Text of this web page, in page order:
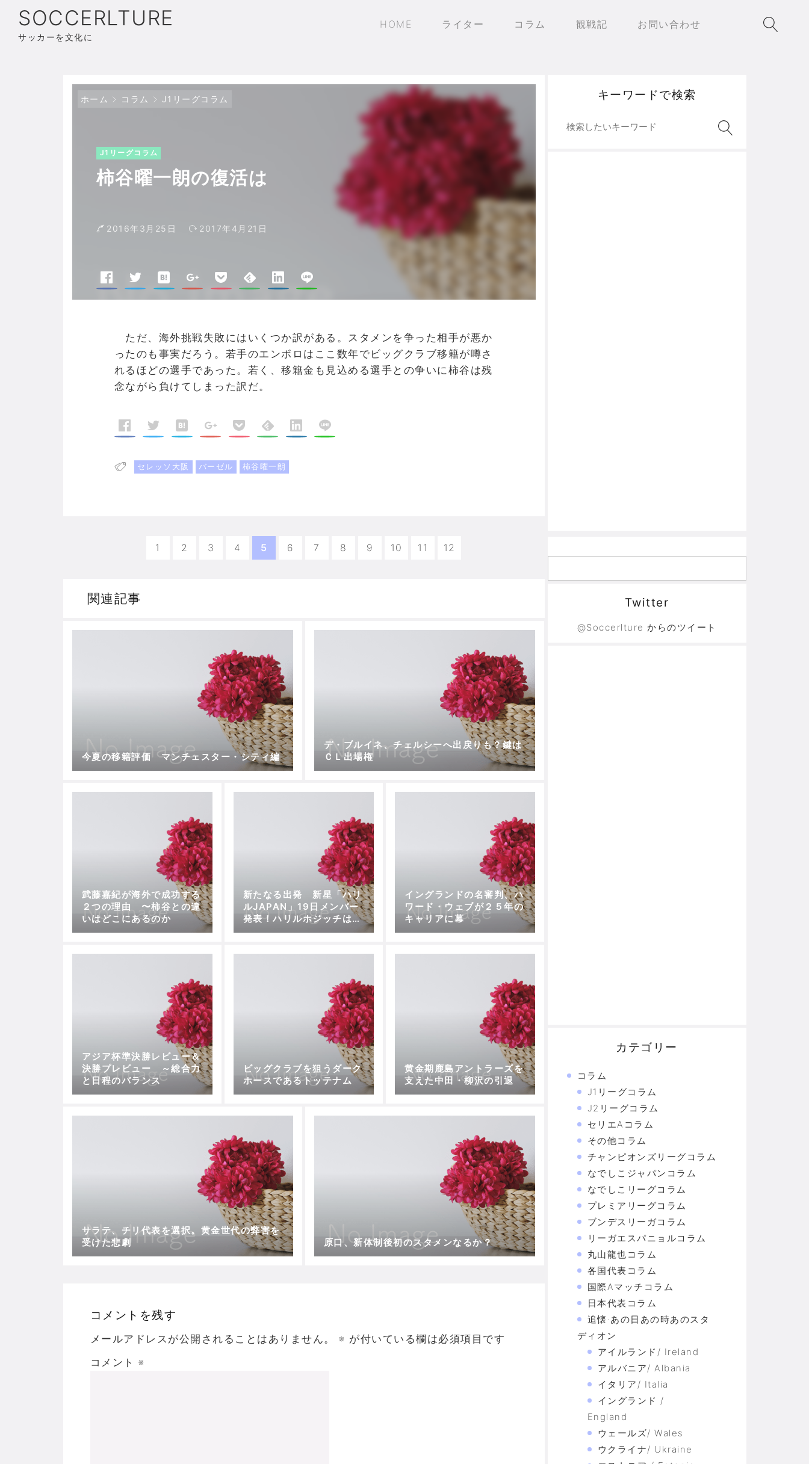
SOCCERLTURE
サッカーを文化に
HOME ライター コラム 観戦記 お問い合わせ
ホーム コラム J1リーグコラム
J1リーグコラム
柿谷曜一朗の復活は
2016年3月25日 2017年4月21日
ただ、海外挑戦失敗にはいくつか訳がある。スタメンを争った相手が悪か
ったのも事実だろう。若手のエンボロはここ数年でビッグクラブ移籍が噂さ
れるほどの選手であった。若く、移籍金も見込める選手との争いに柿谷は残
念ながら負けてしまった訳だ。
セレッソ大阪 バーゼル 柿谷曜一朗
1 2 3 4 5 6 7 8 9 10 11 12
関連記事
今夏の移籍評価 マンチェスター・シティ編
デ・ブルイネ、チェルシーへ出戻りも？鍵は
ＣＬ出場権
武藤嘉紀が海外で成功する
２つの理由 〜柿谷との違
いはどこにあるのか
新たなる出発 新星「ハリ
ルJAPAN」19日メンバー
発表！ハリルホジッチは日
本の救世主になるのか？
イングランドの名審判、ハ
ワード・ウェブが２５年の
キャリアに幕
アジア杯準決勝レビュー＆
決勝プレビュー ～総合力
と日程のバランス
ビッグクラブを狙うダーク
ホースであるトッテナム
黄金期鹿島アントラーズを
支えた中田・柳沢の引退
サラテ、チリ代表を選択。黄金世代の弊害を
受けた悲劇
原口、新体制後初のスタメンなるか？
コメントを残す
メールアドレスが公開されることはありません。 ※ が付いている欄は必須項目です
コメント ※
キーワードで検索
Twitter
@Soccerlture からのツイート
カテゴリー
コラム
J1リーグコラム
J2リーグコラム
セリエAコラム
その他コラム
チャンピオンズリーグコラム
なでしこジャパンコラム
なでしこリーグコラム
プレミアリーグコラム
ブンデスリーガコラム
リーガエスパニョルコラム
丸山龍也コラム
各国代表コラム
国際Aマッチコラム
日本代表コラム
追懐·あの日あの時あのスタ
ディオン
アイルランド/ Ireland
アルバニア/ Albania
イタリア/ Italia
イングランド /
England
ウェールズ/ Wales
ウクライナ/ Ukraine